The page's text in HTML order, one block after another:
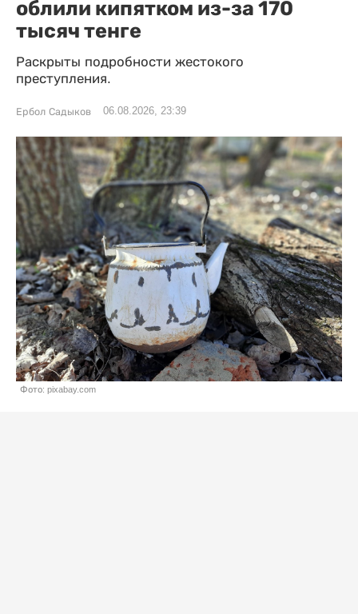
облили кипятком из-за 170
тысяч тенге
Раскрыты подробности жестокого
преступления.
Ербол Садыков 06.08.2026, 23:39
Фото: pixabay.com